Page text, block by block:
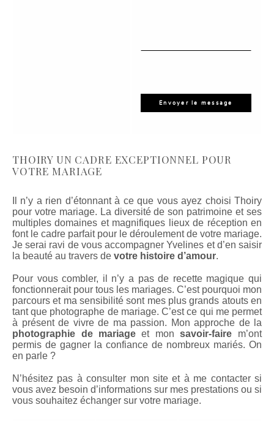
THOIRY UN CADRE EXCEPTIONNEL POUR
VOTRE MARIAGE
Il n’y a rien d’étonnant à ce que vous ayez choisi Thoiry
pour votre mariage. La diversité de son patrimoine et ses
multiples domaines et magnifiques lieux de réception en
font le cadre parfait pour le déroulement de votre mariage.
Je serai ravi de vous accompagner Yvelines et d’en saisir
la beauté au travers de votre histoire d’amour.
Pour vous combler, il n’y a pas de recette magique qui
fonctionnerait pour tous les mariages. C’est pourquoi mon
parcours et ma sensibilité sont mes plus grands atouts en
tant que photographe de mariage. C’est ce qui me permet
à présent de vivre de ma passion. Mon approche de la
photographie de mariage et mon savoir-faire m’ont
permis de gagner la confiance de nombreux mariés. On
en parle ?
N’hésitez pas à consulter mon site et à me contacter si
vous avez besoin d’informations sur mes prestations ou si
vous souhaitez échanger sur votre mariage.